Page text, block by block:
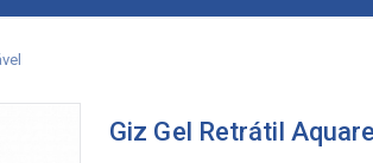
Giz Gel Retrátil